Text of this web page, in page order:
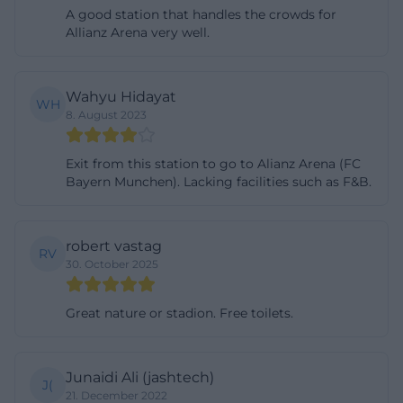
bei Fußballspielen häufig voll belegt ist. Für die
SEO-Perspektive ist genau das ein wichtiger
Fröttmaning parken freie Plätze eingibt, will
schnelle Orientierung für einen oft stark
ausgelasteten Standort. Deshalb ist es sinnvoll, die
offizielle Betreiberseite im Blick zu behalten und
kleinen Parkbuchten, sondern ein Standort, an
dem Parkdruck, Umstieg und Arena-Verkehr
zusammenkommen. Gerade darin liegt sein Profil
als Mobilitätsdrehscheibe. ([mvv-muenchen.de]
bahnhoefe/bahnhofsinformation/station/
Auch die Preis- und Tarifstruktur zeigt, dass
A good station that handles the crowds for
Allianz Arena very well.
WH Wahyu Hidayat
8. August 2023
Exit from this station to go to Alianz Arena (FC
Bayern Munchen). Lacking facilities such as F&B.
RV robert vastag
30. October 2025
Great nature or stadion. Free toilets.
J( Junaidi Ali (jashtech)
21. December 2022